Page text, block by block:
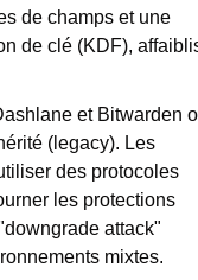
de champs et une
de clé (KDF),
et Bitwarden
(legacy). Les
des protocoles
les protections
attack"
mixtes.